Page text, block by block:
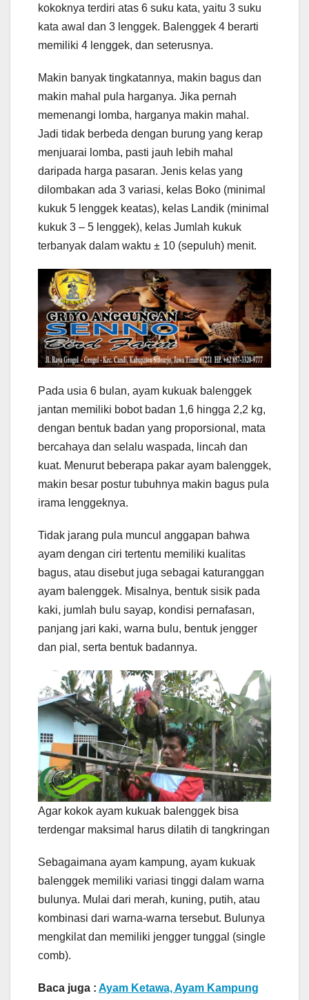
kokoknya terdiri atas 6 suku kata, yaitu 3 suku
kata awal dan 3 lenggek. Balenggek 4 berarti
memiliki 4 lenggek, dan seterusnya.
Makin banyak tingkatannya, makin bagus dan
makin mahal pula harganya. Jika pernah
memenangi lomba, harganya makin mahal.
Jadi tidak berbeda dengan burung yang kerap
menjuarai lomba, pasti jauh lebih mahal
daripada harga pasaran. Jenis kelas yang
dilombakan ada 3 variasi, kelas Boko (minimal
kukuk 5 lenggek keatas), kelas Landik (minimal
kukuk 3 – 5 lenggek), kelas Jumlah kukuk
terbanyak dalam waktu ± 10 (sepuluh) menit.
Pada usia 6 bulan, ayam kukuak balenggek
jantan memiliki bobot badan 1,6 hingga 2,2 kg,
dengan bentuk badan yang proporsional, mata
bercahaya dan selalu waspada, lincah dan
kuat. Menurut beberapa pakar ayam balenggek,
makin besar postur tubuhnya makin bagus pula
irama lenggeknya.
Tidak jarang pula muncul anggapan bahwa
ayam dengan ciri tertentu memiliki kualitas
bagus, atau disebut juga sebagai katuranggan
ayam balenggek. Misalnya, bentuk sisik pada
kaki, jumlah bulu sayap, kondisi pernafasan,
panjang jari kaki, warna bulu, bentuk jengger
dan pial, serta bentuk badannya.
Agar kokok ayam kukuak balenggek bisa
terdengar maksimal harus dilatih di tangkringan
Sebagaimana ayam kampung, ayam kukuak
balenggek memiliki variasi tinggi dalam warna
bulunya. Mulai dari merah, kuning, putih, atau
kombinasi dari warna-warna tersebut. Bulunya
mengkilat dan memiliki jengger tunggal (single
comb).
Baca juga : Ayam Ketawa, Ayam Kampung